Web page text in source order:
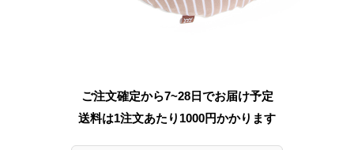
ご注文確定から7~28日でお届け予定
送料は1注文あたり 1000円かかります